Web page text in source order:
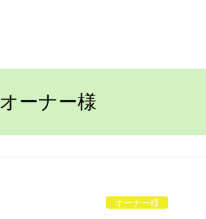
オーナー様
オーナー様